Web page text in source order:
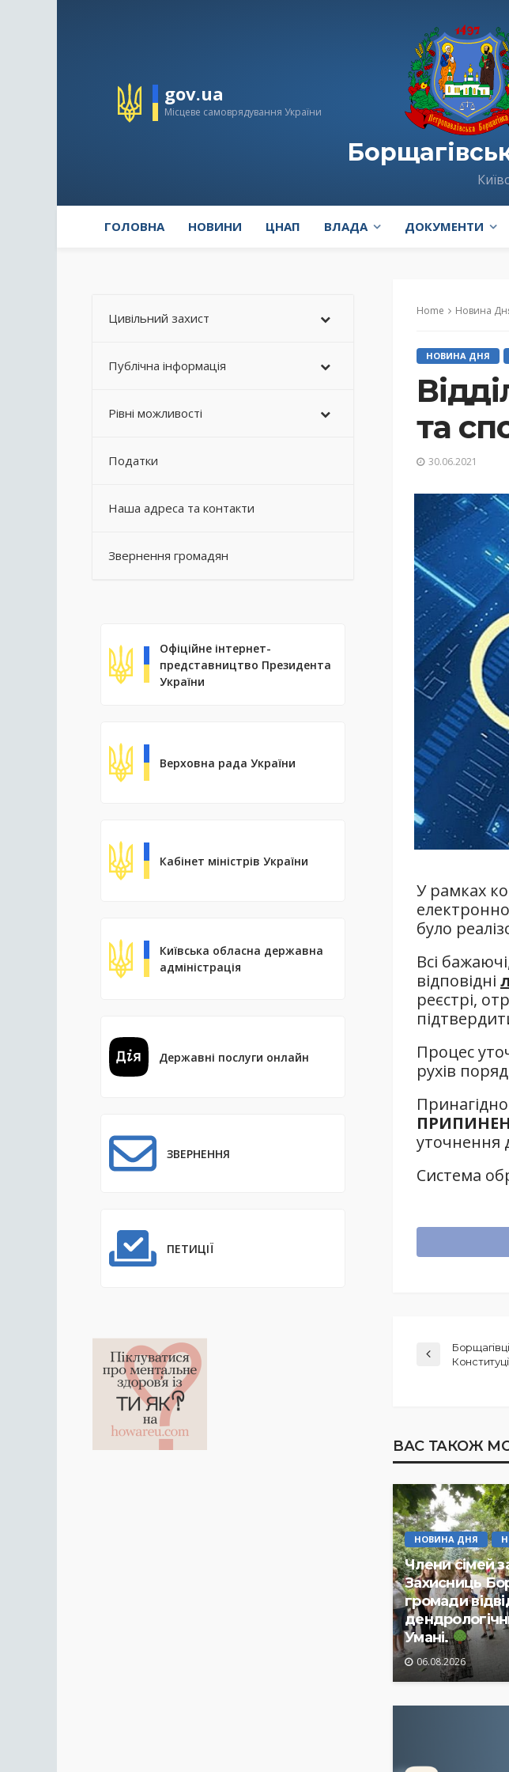
gov.ua
Місцеве самоврядування України
ГОЛОВНА НОВИНИ ЦНАП ВЛАДА ДОКУМЕНТИ
Home Новина
НОВИНА ДНЯ
та
30.06.2021
У рамках
було
Всі
відповідні
реєстрі,
Процес
рухів
уточнення
Система
ВАС ТАКОЖ
НОВИНА ДНЯ
Члени сімей
Захисниць
громади
Умані.
06.08.2026
Цивільний захист
Публічна інформація
Рівні можливості
Податки
Наша адреса та контакти
Звернення громадян
Офіційне інтернет-
представництво Президента
України
Верховна рада України
Кабінет міністрів України
Київська обласна державна
адміністрація
Державні послуги онлайн
ЗВЕРНЕННЯ
ПЕТИЦІЇ